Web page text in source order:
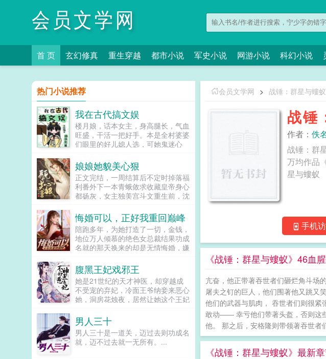
会员文学网
首 页 玄幻修真 重生穿越 都市小说 军史小说 网游小说 科幻小说
会员文学网 > 战锤：群星与螻蚁
战锤
作者： 佚
战锤：
万均作品
星与螻蚁
手机
《战锤：群星与螻蚁》46血
亢奋，他正带著吞世者们砸烂角斗场
屠夫之钉的巨人，他们围著他又跳又
他们的武器与肌肉， 吞世者们则很
敢动—— 幸亏他们带著头盔，否则这
他。 那之后，安格隆则带领著吞世
《战锤：群星与螻蚁》最新
热门小说推荐
我在古代搞文娱
楼月娘，话本女主，身高腿长，气血
旺盛，干活一把好手。本是全村婆婆
们眼里的好儿媳人选，可她鬼迷心
辛苦挖野菜，供养小白脸，可小白脸
上岸第一剑，先斩供养人。楼欣月，
刚失业的文娱小编，提桶回老家，本
打算大展身手搞副业。谁知穿成了话
本里挖野菜养小白脸的苦情女！诶，
香吗！嘿嘿，一不留神，搞大了凡有
井水处，皆知欣月大魏野史...
娘娘她貌美心狠
正文完结，一周结算后不定时掉落福
利番外下一本青蛾敛求收藏皇帝身心
都扬灰，女主独美宫斗文重生前，沈
是不幸小产的失宠妃嫔。而这一切的
罪魁祸首，是曾与她相恋的帝
王。 怀着没有刺死皇帝的遗憾，
沈知姁回到事发那年。 彼时，她
正被迫在寝殿中安静养病。四下一
心，想趁机上位的宫女蠢蠢欲动，熟
识的太医问无此人更有素来不和的妃
嫔们，个个落井下石，迫不及待地要
将她踩下。可沈知姁只虚弱一笑。她
旨虽然已下，但距离被二次牵连，尚
有三年。而曾失去的孩子，也在未来
等她。冬夜初雪，帝王生辰之日。沈
知姁粉面憔悴，朱唇莹白，携着一碗
悔婚可以，正好我重回巅峰
陪跑多年，为她打造了一切，金钱，
地位万人倾慕的绝色女总裁结果功成
名就的那天换来的却是无情悔婚，嫌
人都当他是窝囊废殊不知旧王避退，
新王低头，唯有一头潜龙，一飞冲
天！！！...
腹黑王妃戏邪王
她是21世纪的天才神医，却穿越成
不受宠的弃妃，冷面王爷纳妾来恶心
她，洞房花烛夜，居然让她这个王妃
着几面旗子，对着床头摇旗呐...
男人三十
男人三十是一道关，迈过去则功成名
就，迈不过去就一无所有。...